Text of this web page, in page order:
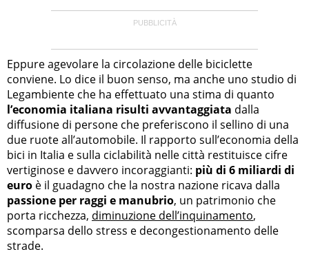
Eppure agevolare la circolazione delle biciclette
conviene. Lo dice il buon senso, ma anche uno studio di
Legambiente che ha effettuato una stima di quanto
l’economia italiana risulti avvantaggiata dalla
diffusione di persone che preferiscono il sellino di una
due ruote all’automobile. Il rapporto sull’economia della
bici in Italia e sulla ciclabilità nelle città restituisce cifre
vertiginose e davvero incoraggianti: più di 6 miliardi di
euro è il guadagno che la nostra nazione ricava dalla
passione per raggi e manubrio, un patrimonio che
porta ricchezza, diminuzione dell’inquinamento,
scomparsa dello stress e decongestionamento delle
strade.